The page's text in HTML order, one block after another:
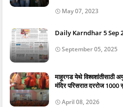
May 07, 2023
Daily Karndhar 5 Sep
September 05, 2025
माहूरगड येथे विश्वशांतीसाठी
मंदिर परिसरात दररोज 1000
April 08, 2026